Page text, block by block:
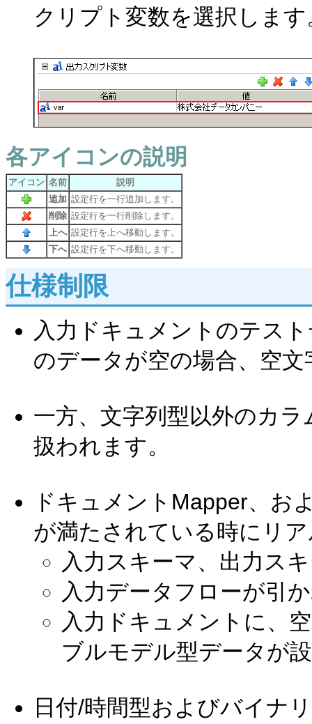
クリプト変数を選択します
各アイコンの説明
アイコン 名前
説明
追加 設定行を一行追加します。
削除 設定行を一行削除します。
上へ 設定行を上へ移動します。
下へ 設定行を下へ移動します。
仕様制限
入力ドキュメントのテス
のデータが空の場合、空
一方、文字列型以外のカ
扱われます。
ドキュメントMapper、お
が満たされている時にリ
入力スキーマ、出力ス
入力データフローが引
入力ドキュメントに、
ブルモデル型データが
日付/時間型およびバイナ